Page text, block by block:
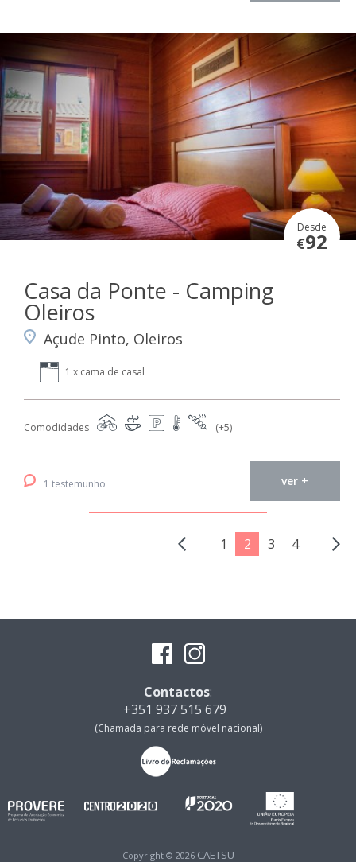
Desde
€92
Casa da Ponte - Camping
Oleiros
Açude Pinto, Oleiros
1 x cama de casal
Comodidades (+5)
1 testemunho ver +
1 2 3 4
Contactos:
+351 937 515 679
(Chamada para rede móvel nacional)
Copyright © 2026 CAETSU